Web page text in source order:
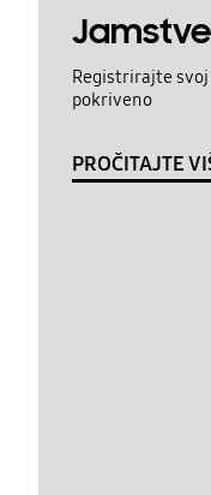
Registrirajte
pokriveno
PROČITAJTE